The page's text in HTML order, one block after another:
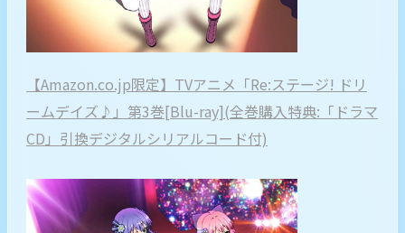
【Amazon.co.jp限定】TVアニメ「Re:ステージ! ドリ
ームデイズ♪」第3巻[Blu-ray](全巻購入特典:「ドラマ
CD」引換デジタルシリアルコード付)